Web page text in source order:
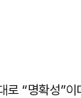
“명확성”이